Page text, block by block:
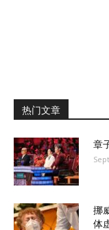
热门文章
章
挪
体